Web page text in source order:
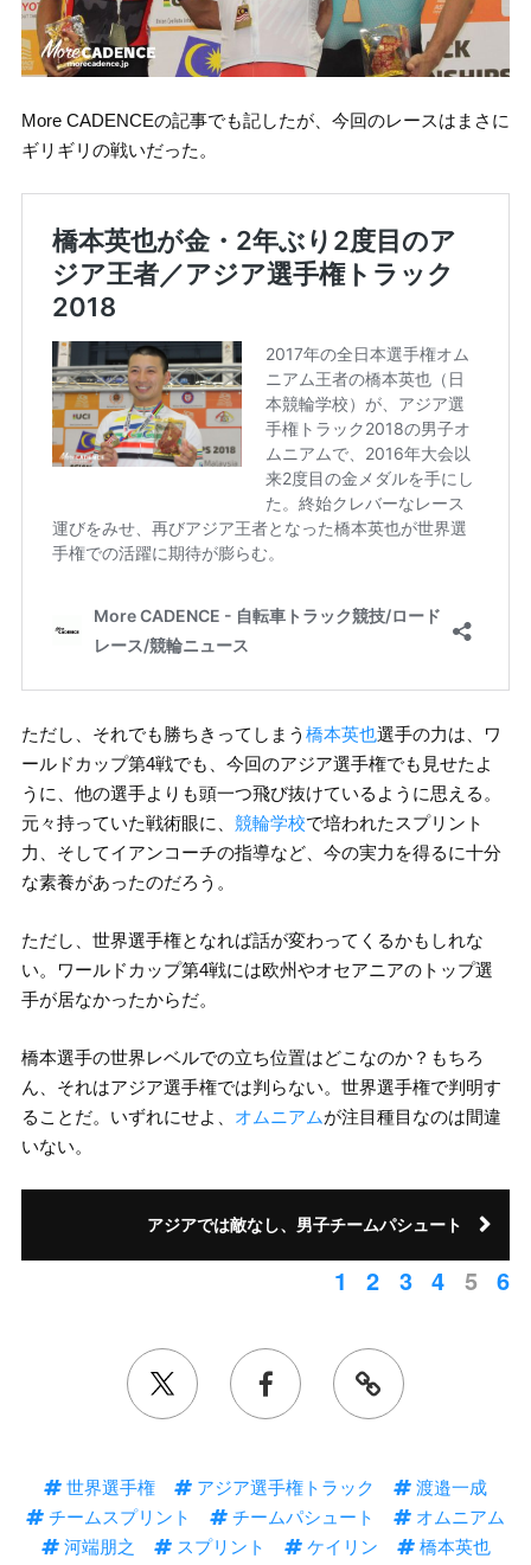
More CADENCEの記事でも記したが、今回のレースはまさに
ギリギリの戦いだった。
ただし、それでも勝ちきってしまう 橋本英也選手の力は、ワ
ールドカップ第4戦でも、今回のアジア選手権でも見せたよ
うに、他の選手よりも頭一つ飛び抜けているように思える。
元々持っていた戦術眼に、 競輪学校で培われたスプリント
力、そしてイアンコーチの指導など、今の実力を得るに十分
な素養があったのだろう。
ただし、世界選手権となれば話が変わってくるかもしれな
い。ワールドカップ第4戦には欧州やオセアニアのトップ選
手が居なかったからだ。
橋本選手の世界レベルでの立ち位置はどこなのか？もちろ
ん、それはアジア選手権では判らない。世界選手権で判明す
ることだ。いずれにせよ、 オムニアムが注目種目なのは間違
いない。
アジアでは敵なし、男子チームパシュート
1 2 3 4 5 6
世界選手権 アジア選手権トラック
渡邉一成
チームスプリント
チームパシュート
オムニアム
河端朋之
スプリント ケイリン
橋本英也